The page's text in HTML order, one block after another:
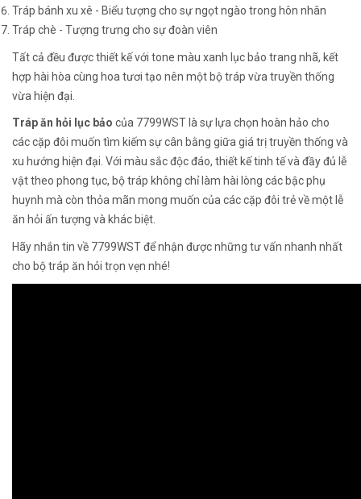
Tráp bánh xu xê - Biểu tượng cho sự ngọt ngào trong hôn nhân
Tráp chè - Tượng trưng cho sự đoàn viên
Tất cả đều được thiết kế với tone màu xanh lục bảo trang nhã, kết
hợp hài hòa cùng hoa tươi tạo nên một bộ tráp vừa truyền thống
vừa hiện đại.
Tráp ăn hỏi lục bảo của 7799WST là sự lựa chọn hoàn hảo cho
các cặp đôi muốn tìm kiếm sự cân bằng giữa giá trị truyền thống và
xu hướng hiện đại. Với màu sắc độc đáo, thiết kế tinh tế và đầy đủ lễ
vật theo phong tục, bộ tráp không chỉ làm hài lòng các bậc phụ
huynh mà còn thỏa mãn mong muốn của các cặp đôi trẻ về một lễ
ăn hỏi ấn tượng và khác biệt.
Hãy nhắn tin về 7799WST để nhận được những tư vấn nhanh nhất
cho bộ tráp ăn hỏi trọn vẹn nhé!